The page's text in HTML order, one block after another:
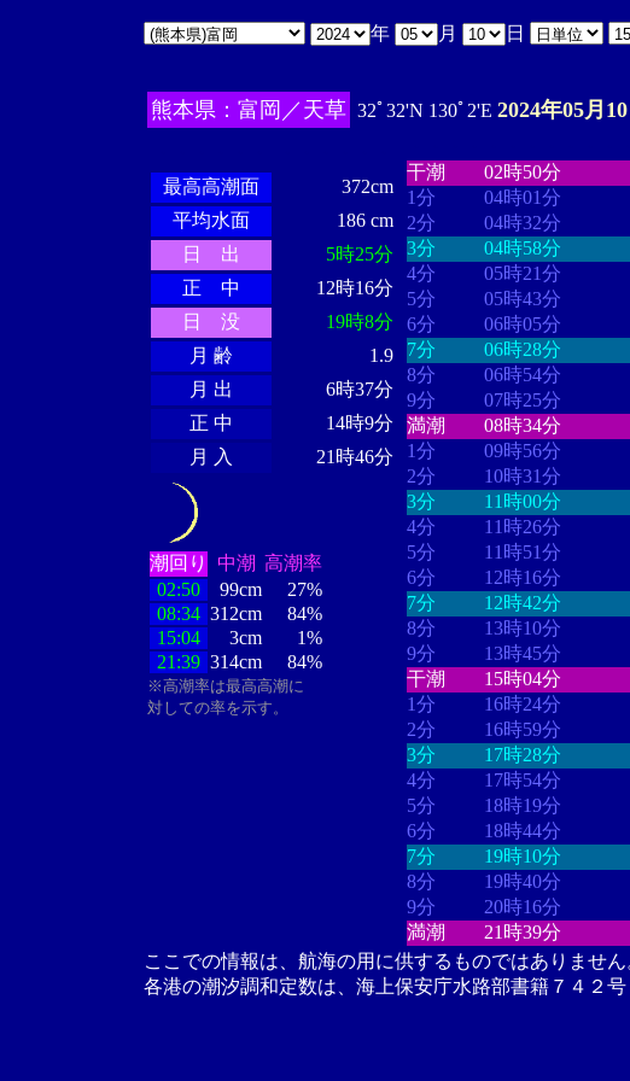
年 月 日
熊本県：富岡／天草 32ﾟ32'N 130ﾟ2'E 2024年05月
最高高潮面
372cm
平均水面
186 cm
日 出
5時25分
正 中
12時16分
日 没
19時8分
月 齢
1.9
月 出
6時37分
正 中
14時9分
月 入
21時46分
潮回り 中潮 高潮率
02:50
99cm
27%
08:34 312cm
84%
15:04
3cm
1%
21:39 314cm 84%
※高潮率は最高高潮に
対しての率を示す。
干潮
02時50分
1分
04時01分
2分
04時32分
3分
04時58分
4分
05時21分
5分
05時43分
6分
06時05分
7分
06時28分
8分
06時54分
9分
07時25分
満潮
08時34分
1分
09時56分
2分
10時31分
3分
11時00分
4分
11時26分
5分
11時51分
6分
12時16分
7分
12時42分
8分
13時10分
9分
13時45分
干潮
15時04分
1分
16時24分
2分
16時59分
3分
17時28分
4分
17時54分
5分
18時19分
6分
18時44分
7分
19時10分
8分
19時40分
9分
20時16分
満潮
21時39分
ここでの情報は、航海の用に供するものではありませ
各港の潮汐調和定数は、海上保安庁水路部書籍７４２